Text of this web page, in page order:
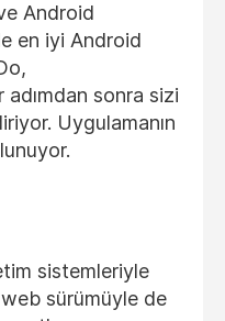
Android
en iyi Android
sonra sizi
Uygulamanın
sistemleriyle
sürümüyle de